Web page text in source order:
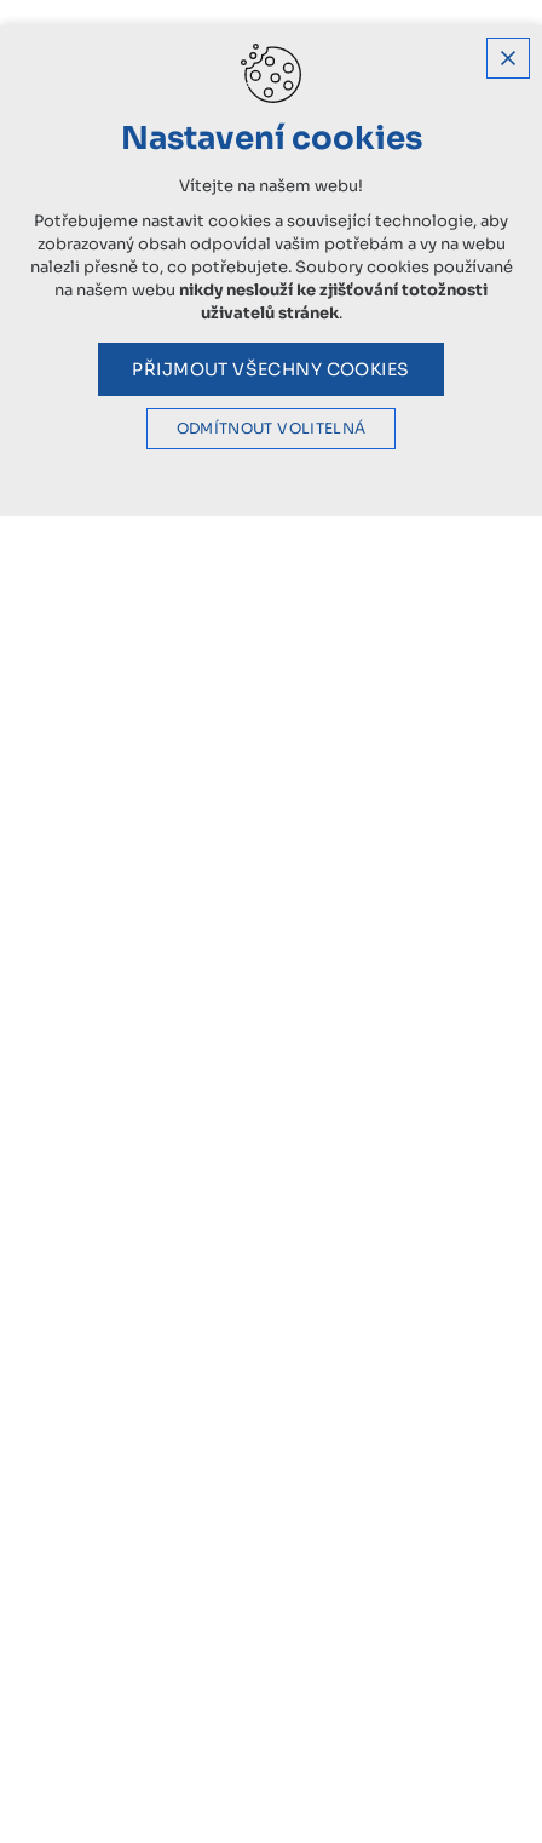
Nastavení cookies
Vítejte na našem webu!
Potřebujeme nastavit cookies a související technologie, aby
zobrazovaný obsah odpovídal vašim potřebám a vy na webu
nalezli přesně to, co potřebujete. Soubory cookies používané
na našem webu nikdy neslouží ke zjišťování totožnosti
uživatelů stránek.
PŘIJMOUT VŠECHNY COOKIES
ODMÍTNOUT VOLITELNÁ